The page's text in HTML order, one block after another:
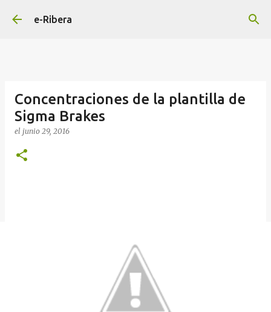
e-Ribera
Concentraciones de la plantilla de
Sigma Brakes
el junio 29, 2016